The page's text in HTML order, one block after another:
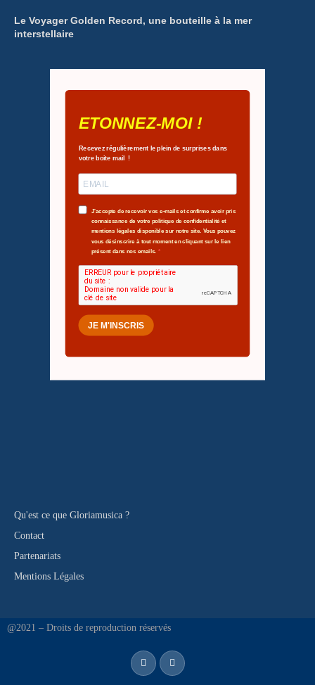
Le Voyager Golden Record, une bouteille à la mer
interstellaire
Qu'est ce que Gloriamusica ?
Contact
Partenariats
Mentions Légales
@2021 – Droits de reproduction réservés